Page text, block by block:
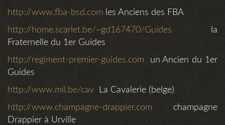
http://www.fba-bsd.com les Anciens des FBA
http://home.scarlet.be/~gd167470/Guides la
Fraternelle du 1er Guides
http://regiment-premier-guides.comun Ancien du 1er
Guides
http://www.mil.be/cav La Cavalerie (belge)
http://www.champagne-drappier.comchampagne
Drappier à Urville